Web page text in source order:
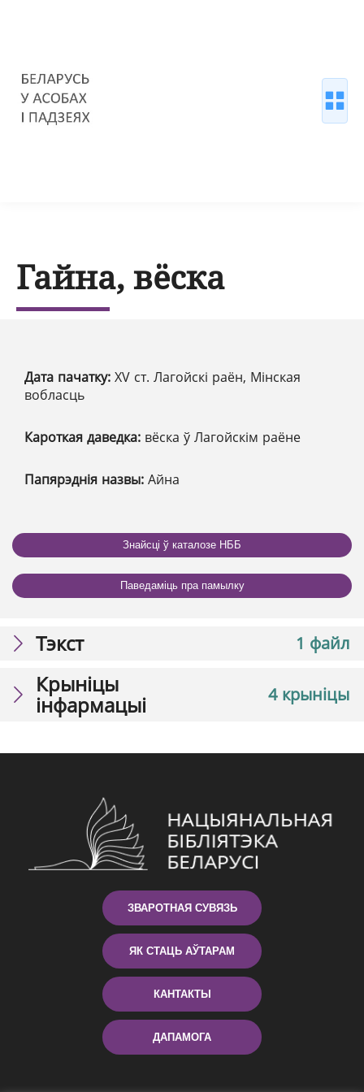
Гайна, вёска
Дата пачатку: XV ст. Лагойскі раён, Мінская
вобласць
Кароткая даведка: вёска ў Лагойскім раёне
Папярэднія назвы: Айна
Знайсці ў каталозе НББ
Паведаміць пра памылку
1 файл
Тэкст
4 крыніцы
Крыніцы
інфармацыі
ЗВАРОТНАЯ СУВЯЗЬ
ЯК СТАЦЬ АЎТАРАМ
КАНТАКТЫ
ДАПАМОГА